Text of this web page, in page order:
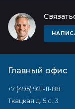
Главный офис
+7 (495) 921-11-88
Ткацкая д. 5 с. 3